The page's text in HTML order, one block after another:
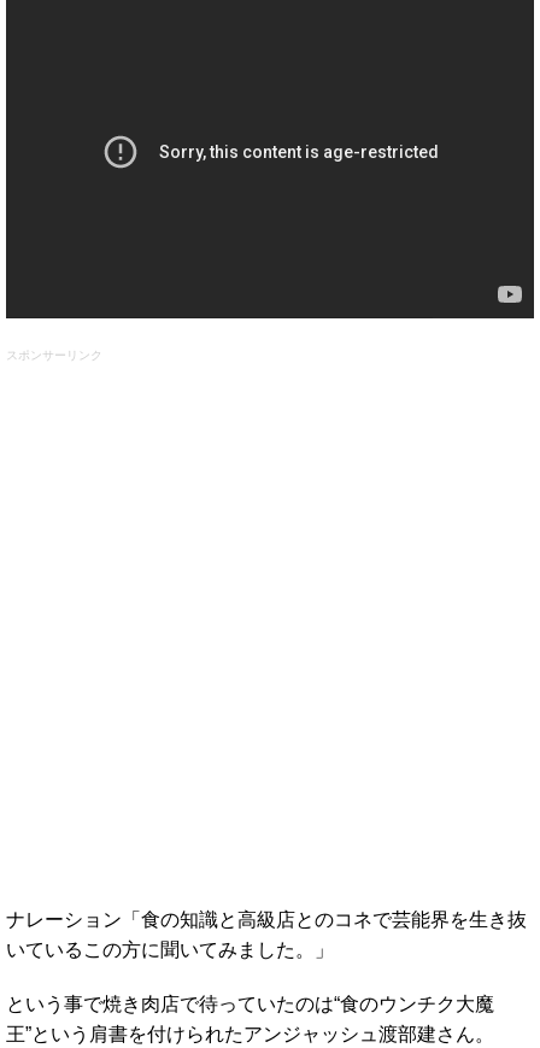
スポンサーリンク
ナレーション「食の知識と高級店とのコネで芸能界を生き抜
いているこの方に聞いてみました。」
という事で焼き肉店で待っていたのは“食のウンチク大魔
王”という肩書を付けられたアンジャッシュ渡部建さん。